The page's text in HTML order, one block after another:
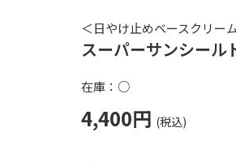
＜日やけ止めベースクリー
スーパーサンシール
在庫：○
4,400円